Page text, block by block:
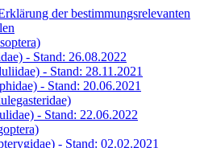
der bestimmungsrelevanten
- Stand: 26.08.2022
- Stand: 28.11.2021
- Stand: 20.06.2021
- Stand: 22.06.2022
- Stand: 02.02.2021